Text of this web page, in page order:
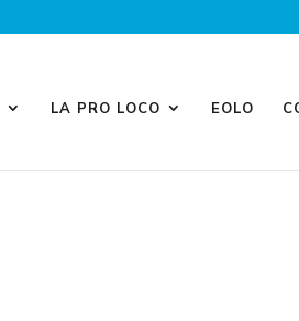
LA PRO LOCO EOLO